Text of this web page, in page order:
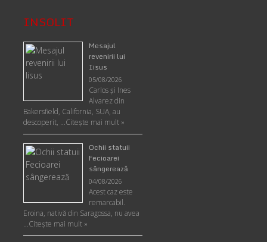
INSOLIT
Mesajul
revenirii lui
Iisus
05/08/2026
Carlos şi Ines
Alvarez din
Bakersfield, California, SUA, au
descoperit, …Citeşte mai mult »
Ochii statuii
Fecioarei
sângerează
04/08/2026
Acest caz este
remarcabil.
Eroina, nativă din Saragossa, nu avea
…Citeşte mai mult »